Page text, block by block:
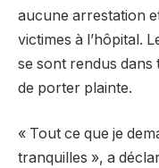
aucune arrestation
victimes à l’hôpital.
se sont rendus
de porter plainte.
« Tout ce que je
tranquilles », a